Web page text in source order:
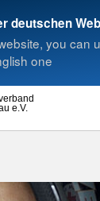
deutschen
you can
one
e.V.